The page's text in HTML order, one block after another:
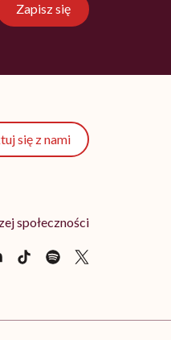
Zapisz się
się z nami
społeczności